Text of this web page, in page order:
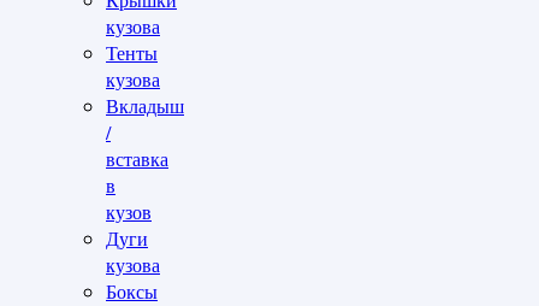
кузова
Тенты
кузова
Вкладыш
/
вставка
в
кузов
Дуги
кузова
Боксы